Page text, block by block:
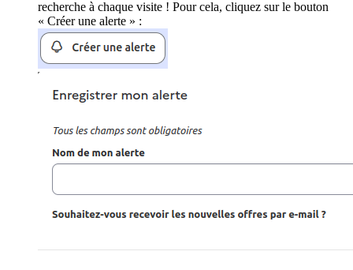
recherche à chaque visite ! Pour cela, cliquez sur le bouton
« Créer une alerte » :